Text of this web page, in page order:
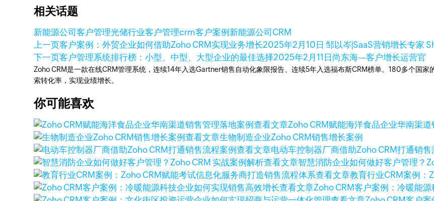
相关话题
新能源公司客户管理光储行业客户管理crm客户案例 新能源公司CRM
上一页客户案例：外贸企业如何借助Zoho CRM实现业务增长2025年2月10日 邹以岑|SaaS营销增长专家
下一页客户管理系统排行榜：小型、中型、大型企业的最佳选择2025年2月11日 尚东海—客户增长运营官
Zoho CRM是一款在线CRM管理系统，连续14年入选Gartner销售自动化象限报告、连续5年入选福布斯CRM榜单。180多个国
索转化率，实现业绩增长。
你可能喜欢
查看文章Zoho CRM赋能海洋食品企业华南渠道
查看文章生物制造企业Zoho CRM销售增长案例
查看文章电动车控制器厂商借助Zoho CRM打通销售
查看文章智慧消防企业如何做好客户管理？
查看文章教育行业CRM案例：
查看文章Zoho CRM客户案例：冷暖能